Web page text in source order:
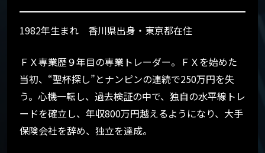
1982年生まれ 香川県出身・東京都在住
ＦＸ専業歴９年目の専業トレーダー。ＦＸを始めた
当初、“聖杯探し”とナンピンの連続で250万円を失
う。心機一転し、過去検証の中で、独自の水平線トレ
ードを確立し、年収800万円越えるようになり、大手
保険会社を辞め、独立を達成。